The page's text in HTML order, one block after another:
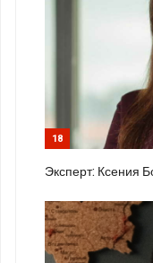
18
Эксперт: Ксения